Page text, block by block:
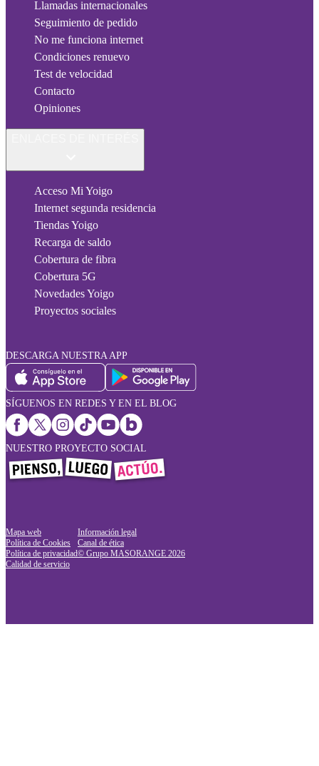
Llamadas internacionales
Seguimiento de pedido
No me funciona internet
Condiciones renuevo
Test de velocidad
Contacto
Opiniones
Acceso Mi Yoigo
Internet segunda residencia
Tiendas Yoigo
Recarga de saldo
Cobertura de fibra
Cobertura 5G
Novedades Yoigo
Proyectos sociales
DESCARGA NUESTRA APP
SÍGUENOS EN REDES Y EN EL BLOG
NUESTRO PROYECTO SOCIAL
Mapa web
Política de Cookies
Política de privacidad
Calidad de servicio
Información legal
Canal de ética
© Grupo MASORANGE 2026